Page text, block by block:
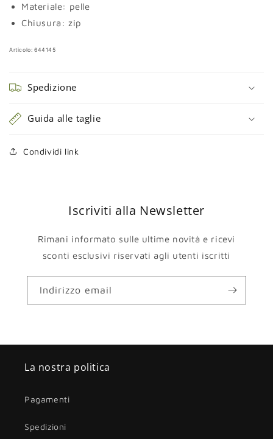
Materiale: pelle
Chiusura: zip
Articolo: 644145
Spedizione
Guida alle taglie
Condividi link
Iscriviti alla Newsletter
Rimani informato sulle ultime novità e ricevi
sconti esclusivi riservati agli utenti iscritti
Indirizzo email
La nostra politica
Pagamenti
Spedizioni